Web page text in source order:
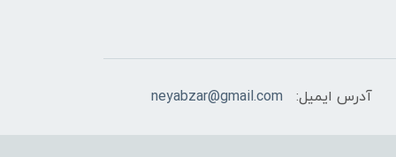
آدرس ایمیل: neyabzar@gmail.com